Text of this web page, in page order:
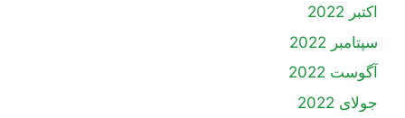
اکتبر 2022
سپتامبر 2022
آگوست 2022
جولای 2022